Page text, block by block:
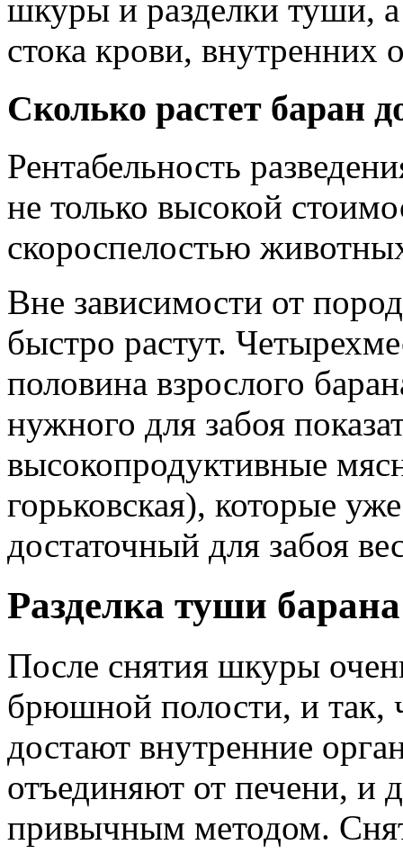
шкуры и разделки туши,
стока крови, внутренних
Сколько растет баран
Рентабельность
не только высокой
скороспелостью
Вне зависимости от
быстро растут.
половина взрослого
нужного для забоя
высокопродуктивные
горьковская), которые
достаточный для забоя
Разделка туши
После снятия шкуры
брюшной полости, и так,
достают внутренние
отъединяют от печени, и
привычным методом.